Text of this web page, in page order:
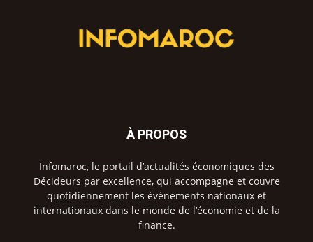
À PROPOS
Infomaroc, le portail d’actualités économiques des
Décideurs par excellence, qui accompagne et couvre
quotidiennement les événements nationaux et
internationaux dans le monde de l’économie et de la
finance.